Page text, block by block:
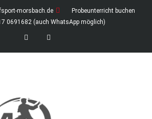
morsbach.de
Probeunterricht buchen
0691682 (auch WhatsApp möglich)